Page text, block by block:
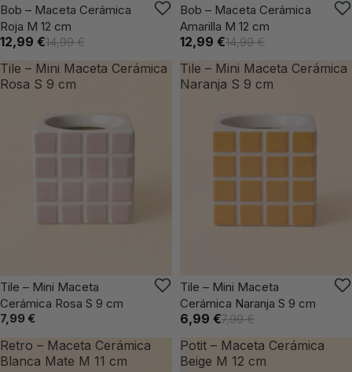
-13%
Bob – Maceta Cerámica
Roja M 12 cm
12,99 €14,99 €
VUELVE PRONTO
Bob – Maceta Cerámica
Amarilla M 12 cm
12,99 €14,99 €
Tile – Mini Maceta Cerámica
Rosa S 9 cm
VUELVE PRONTO
Tile – Mini Maceta
Cerámica Rosa S 9 cm
7,99 €
Tile – Mini Maceta Cerámica
Naranja S 9 cm
VUELVE PRONTO
Tile – Mini Maceta
Cerámica Naranja S 9 cm
6,99 €7,99 €
Retro – Maceta Cerámica
Blanca Mate M 11 cm
Potit – Maceta Cerámica
Beige M 12 cm